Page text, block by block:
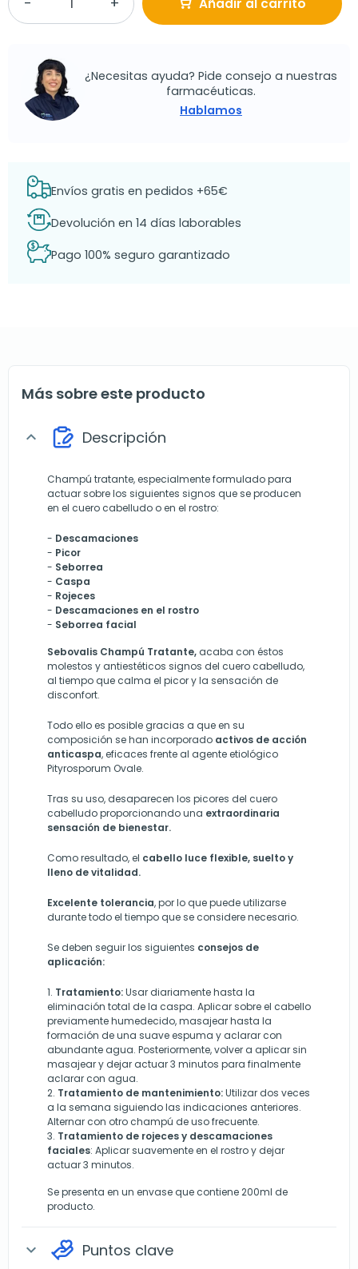
Añadir al carrito
¿Necesitas ayuda? Pide consejo a nuestras
farmacéuticas.
Hablamos
Envíos gratis en pedidos +65€
Devolución en 14 días laborables
Pago 100% seguro garantizado
Más sobre este producto
expand_more Descripción
Champú tratante, especialmente formulado para
actuar sobre los siguientes signos que se producen
en el cuero cabelludo o en el rostro:
- Descamaciones
- Picor
- Seborrea
- Caspa
- Rojeces
- Descamaciones en el rostro
- Seborrea facial
Sebovalis Champú Tratante, acaba con éstos
molestos y antiestéticos signos del cuero cabelludo,
al tiempo que calma el picor y la sensación de
disconfort.
Todo ello es posible gracias a que en su
composición se han incorporado activos de acción
anticaspa, eficaces frente al agente etiológico
Pityrosporum Ovale.
Tras su uso, desaparecen los picores del cuero
cabelludo proporcionando una extraordinaria
sensación de bienestar.
Como resultado, el cabello luce flexible, suelto y
lleno de vitalidad.
Excelente tolerancia, por lo que puede utilizarse
durante todo el tiempo que se considere necesario.
Se deben seguir los siguientes consejos de
aplicación:
1. Tratamiento:Usar diariamente hasta la
eliminación total de la caspa. Aplicar sobre el cabello
previamente humedecido, masajear hasta la
formación de una suave espuma y aclarar con
abundante agua. Posteriormente, volver a aplicar sin
masajear y dejar actuar 3 minutos para finalmente
aclarar con agua.
2. Tratamiento de mantenimiento:Utilizar dos veces
a la semana siguiendo las indicaciones anteriores.
Alternar con otro champú de uso frecuente.
3. Tratamiento de rojeces y descamaciones
faciales: Aplicar suavemente en el rostro y dejar
actuar 3 minutos.
Se presenta en un envase que contiene 200ml de
producto.
expand_more Puntos clave